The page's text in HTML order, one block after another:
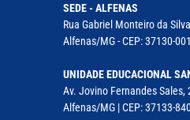
SEDE - ALFENAS
Rua Gabriel Monteiro da
Alfenas/MG - CEP: 37130-
UNIDADE EDUCACIONAL
Av. Jovino Fernandes Sales,
Alfenas/MG | CEP: 37133-